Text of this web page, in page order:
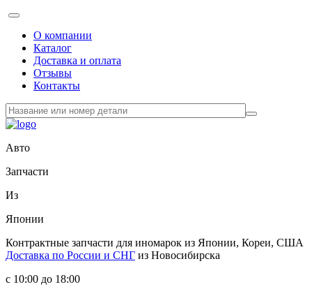
О компании
Каталог
Доставка и оплата
Отзывы
Контакты
Авто
Запчасти
Из
Японии
Контрактные запчасти для иномарок из Японии, Кореи, США
Доставка по России и СНГ из Новосибирска
с 10:00 до 18:00